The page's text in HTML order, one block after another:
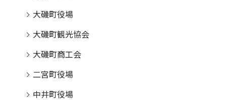
大磯町役場
大磯町観光協会
大磯町商工会
二宮町役場
中井町役場